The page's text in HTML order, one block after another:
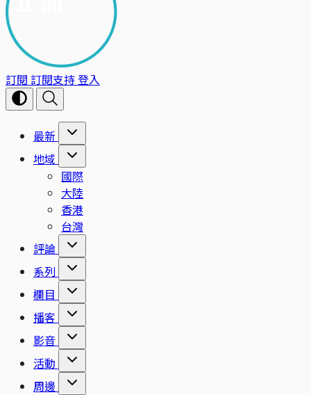
訂閱 訂閱支持登入
最新
地域
國際
大陸
香港
台灣
評論
系列
欄目
播客
影音
活動
周邊